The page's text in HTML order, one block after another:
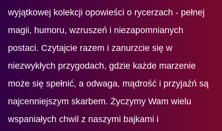
wyjątkowej kolekcji opowieści o rycerzach - pełnej
magii, humoru, wzruszeń i niezapomnianych
postaci. Czytajcie razem i zanurzcie się w
niezwykłych przygodach, gdzie każde marzenie
może się spełnić, a odwaga, mądrość i przyjaźń są
najcenniejszym skarbem. Życzymy Wam wielu
wspaniałych chwil z naszymi bajkami i